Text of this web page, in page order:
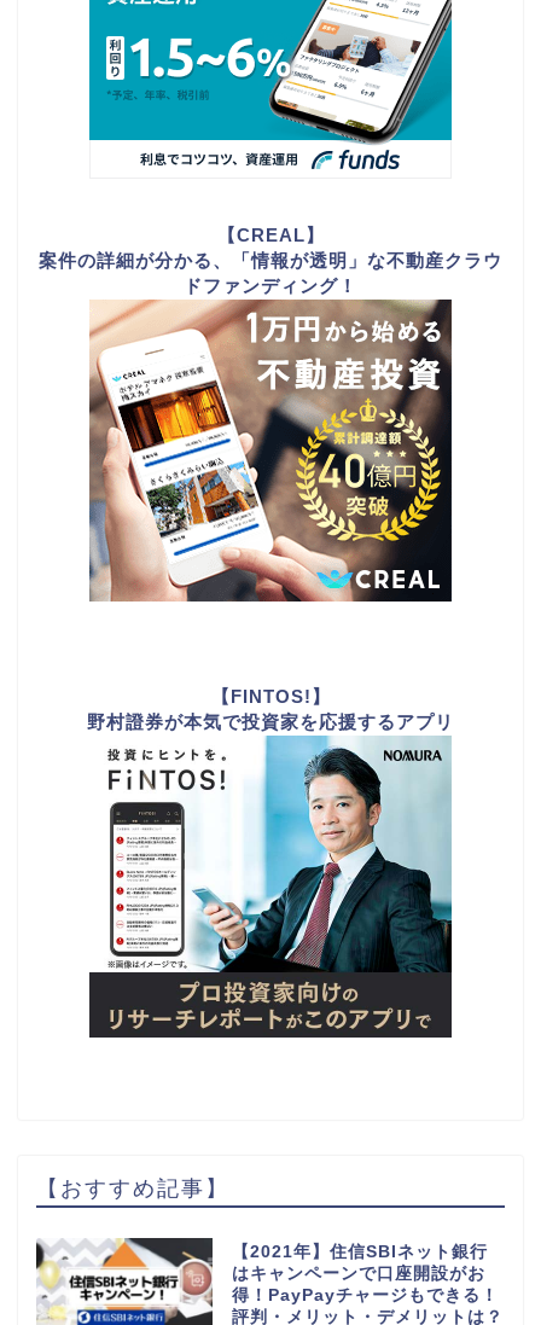
【CREAL】
案件の詳細が分かる、「情報が透明」な不動産クラウ
ドファンディング！
【FINTOS!】
野村證券が本気で投資家を応援するアプリ
【おすすめ記事】
【2021年】住信SBIネット銀行
はキャンペーンで口座開設がお
得！PayPayチャージもできる！
評判・メリット・デメリットは？